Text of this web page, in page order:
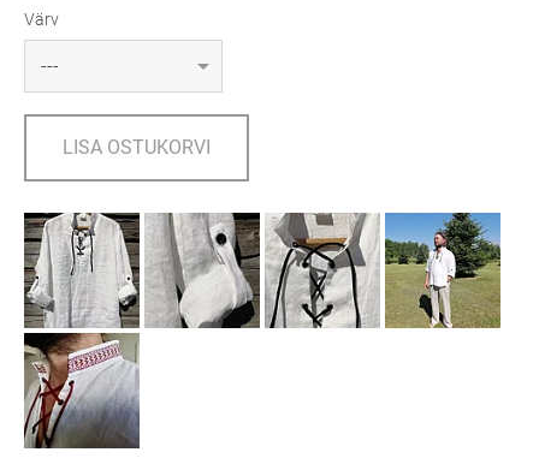
Värv
LISA OSTUKORVI